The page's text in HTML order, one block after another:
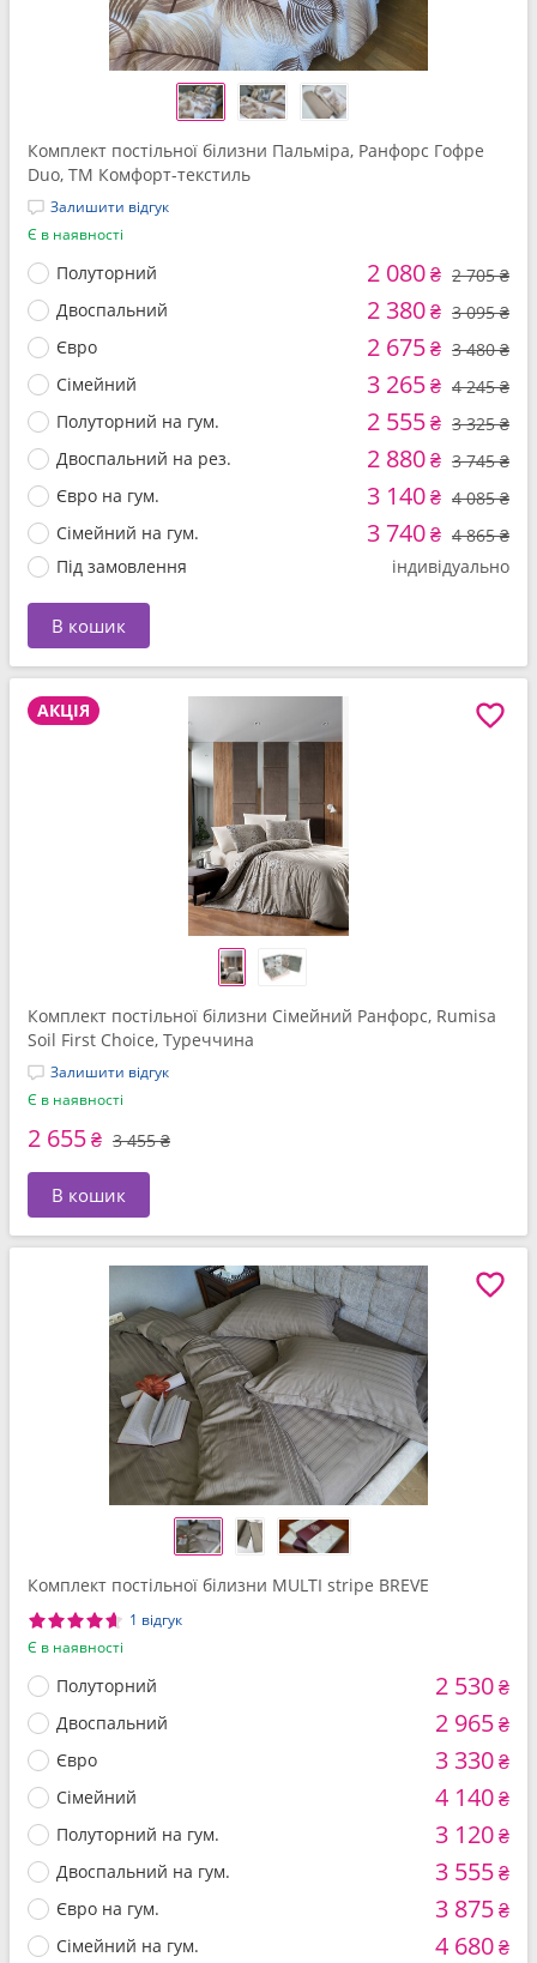
Комплект постільної білизни Пальміра, Ранфорс Гофре
Duo, ТМ Комфорт-текстиль
Залишити відгук
Є в наявності
Полуторний 2 080₴ 2 705 ₴
Двоспальний
2 380₴ 3 095 ₴
Євро
2 675₴ 3 480 ₴
Сімейний
3 265₴ 4 245 ₴
Полуторний на гум.
2 555₴ 3 325 ₴
Двоспальний на рез.
2 880₴ 3 745 ₴
Євро на гум.
3 140₴ 4 085 ₴
Сімейний на гум.
3 740₴ 4 865 ₴
Під замовлення
індивідуально
В кошик
АКЦІЯ
Комплект постільної білизни Сімейний Ранфорс, Rumisa
Soil First Choice, Туреччина
Залишити відгук
Є в наявності
2 655₴ 3 455 ₴
В кошик
Комплект постільної білизни MULTI stripe BREVE
1 відгук
Є в наявності
Полуторний 2 530₴
Двоспальний 2 965₴
Євро 3 330₴
Сімейний 4 140₴
Полуторний на гум. 3 120₴
Двоспальний на гум. 3 555₴
Євро на гум. 3 875₴
Сімейний на гум. 4 680₴